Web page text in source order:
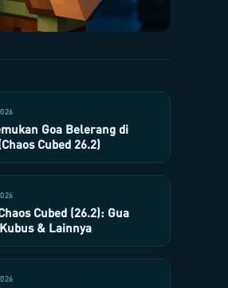
Goa Belerang di
Cubed 26.2)
Cubed (26.2): Gua
& Lainnya